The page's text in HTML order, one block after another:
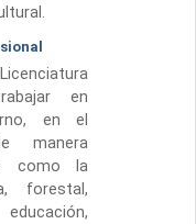
en
en el
manera
como la
forestal,